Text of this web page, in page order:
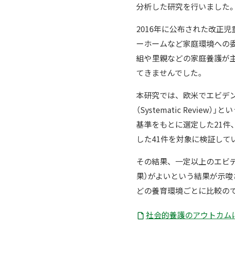
分析した研究を行いました。
2016年に公布された改正
ーホームなど家庭環境への
組や里親などの家庭養護が
てきませんでした。
本研究では、欧米でエビデ
（Systematic Review）」
基準をもとに選定した21件
した41件を対象に検証して
その結果、一定以上のエビ
果）がよいという結果が示
どの養育環境ごとに比較の
社会的養護のアウトカム